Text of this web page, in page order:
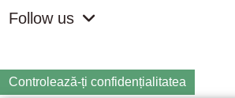
Follow us
Controlează-ți confidențialitatea